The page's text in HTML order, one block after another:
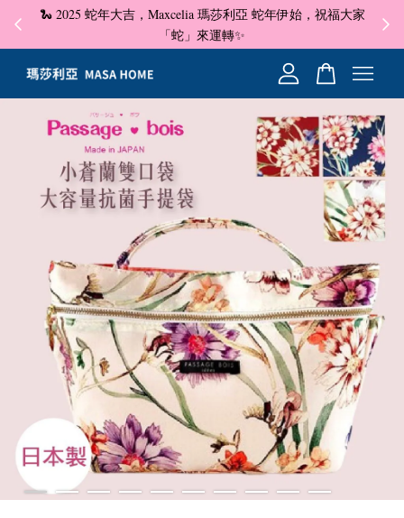
🐍 2025 蛇年大吉，Maxcelia 瑪莎利亞 蛇年伊始，祝福大家
「蛇」來運轉✨
✦
您的購物車目前還是空的。